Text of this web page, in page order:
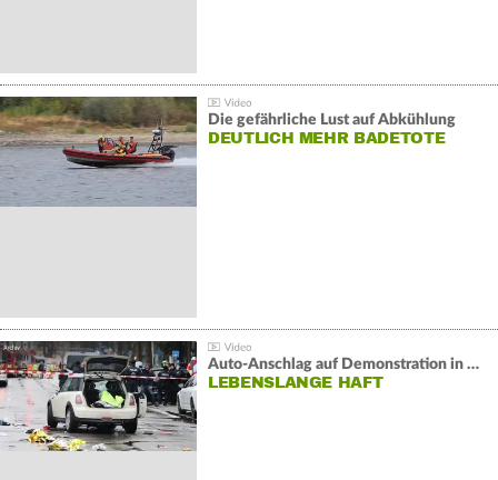
Die gefährliche Lust auf Abkühlung
DEUTLICH MEHR BADETOTE
Auto-Anschlag auf Demonstration in München:
LEBENSLANGE HAFT